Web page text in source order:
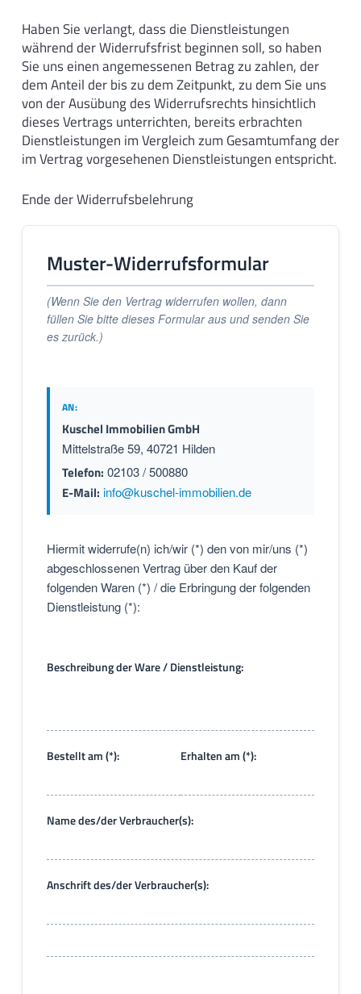
Haben Sie verlangt, dass die Dienstleistungen
während der Widerrufsfrist beginnen soll, so haben
Sie uns einen angemessenen Betrag zu zahlen, der
dem Anteil der bis zu dem Zeitpunkt, zu dem Sie uns
von der Ausübung des Widerrufsrechts hinsichtlich
dieses Vertrags unterrichten, bereits erbrachten
Dienstleistungen im Vergleich zum Gesamtumfang der
im Vertrag vorgesehenen Dienstleistungen entspricht.
Ende der Widerrufsbelehrung
Muster-Widerrufsformular
(Wenn Sie den Vertrag widerrufen wollen, dann
füllen Sie bitte dieses Formular aus und senden Sie
es zurück.)
AN:
Kuschel Immobilien GmbH
Mittelstraße 59, 40721 Hilden
Telefon: 02103 / 500880
E-Mail: info@kuschel-immobilien.de
Hiermit widerrufe(n) ich/wir (*) den von mir/uns (*)
abgeschlossenen Vertrag über den Kauf der
folgenden Waren (*) / die Erbringung der folgenden
Dienstleistung (*):
Beschreibung der Ware / Dienstleistung:
Bestellt am (*): Erhalten am (*):
Name des/der Verbraucher(s):
Anschrift des/der Verbraucher(s):